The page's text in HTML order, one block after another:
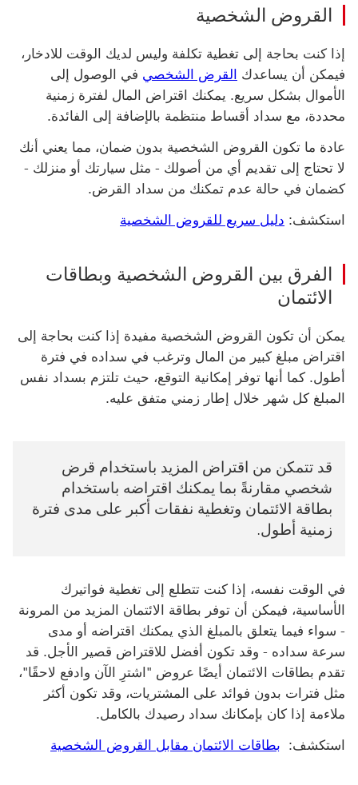
القروض الشخصية
إذا كنت بحاجة إلى تغطية تكلفة وليس لديك الوقت للادخار،
فيمكن أن يساعدك القرض الشخصي في الوصول إلى
الأموال بشكل سريع. يمكنك اقتراض المال لفترة زمنية
محددة، مع سداد أقساط منتظمة بالإضافة إلى الفائدة.
عادة ما تكون القروض الشخصية بدون ضمان‬، مما يعني أنك
لا تحتاج إلى تقديم أي من أصولك - مثل سيارتك أو منزلك -
كضمان في حالة عدم تمكنك من سداد القرض.
استكشف‬: ‏‫دليل سريع للقروض الشخصية‬
الفرق بين القروض الشخصية وبطاقات
الائتمان
يمكن أن تكون القروض الشخصية مفيدة إذا كنت بحاجة إلى
اقتراض مبلغ كبير من المال وترغب في سداده في فترة
أطول. كما أنها توفر إمكانية التوقع، حيث تلتزم بسداد نفس
المبلغ كل شهر خلال إطار زمني متفق عليه.
قد تتمكن من اقتراض المزيد باستخدام قرض
شخصي مقارنةً بما يمكنك اقتراضه باستخدام
بطاقة الائتمان وتغطية نفقات أكبر على مدى فترة
زمنية أطول.
في الوقت نفسه، إذا كنت تتطلع إلى تغطية فواتيرك
الأساسية، فيمكن أن توفر بطاقة الائتمان المزيد من المرونة
- سواء فيما يتعلق بالمبلغ الذي يمكنك اقتراضه أو مدى
سرعة سداده - وقد تكون أفضل للاقتراض قصير الأجل. قد
تقدم بطاقات الائتمان أيضًا عروض "‏‫اشترِ الآن وادفع لاحقًا‬"،
مثل فترات بدون فوائد على المشتريات، وقد تكون أكثر
ملاءمة إذا كان بإمكانك سداد رصيدك بالكامل.
استكشف‬: بطاقات الائتمان مقابل القروض الشخصية